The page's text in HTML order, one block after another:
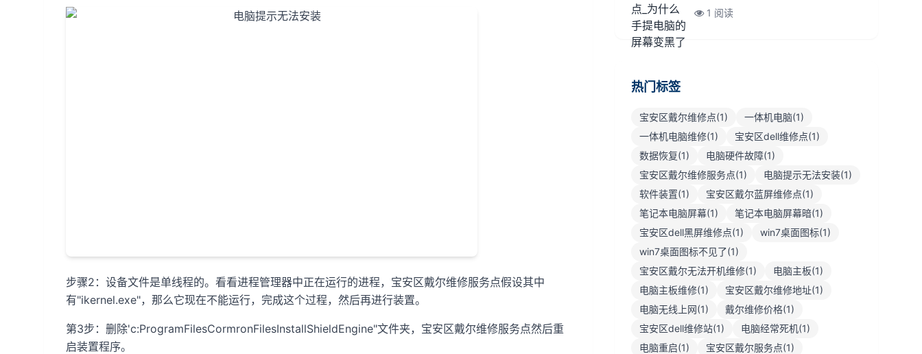
步骤2：设备文件是单线程的。看看进程管理器中正在运行的进程，宝安区戴尔维修服务点假设其中
有"ikernel.exe"，那么它现在不能运行，完成这个过程，然后再进行装置。
第3步：删除'c:ProgramFilesCormronFilesInstallShieldEngine"文件夹，宝安区戴尔维修服务点然后重
启装置程序。
1 阅读
热门标签
宝安区戴尔维修点(1)
一体机电脑(1)
一体机电脑维修(1)
宝安区dell维修点(1)
数据恢复(1)
电脑硬件故障(1)
宝安区戴尔维修服务点(1)
电脑提示无法安装(1)
软件装置(1)
宝安区戴尔蓝屏维修点(1)
笔记本电脑屏幕(1)
笔记本电脑屏幕暗(1)
宝安区dell黑屏维修点(1)
win7桌面图标(1)
win7桌面图标不见了(1)
宝安区戴尔无法开机维修(1)
电脑主板(1)
电脑主板维修(1)
宝安区戴尔维修地址(1)
电脑无线上网(1)
戴尔维修价格(1)
宝安区dell维修站(1)
电脑经常死机(1)
电脑重启(1)
宝安区戴尔服务点(1)